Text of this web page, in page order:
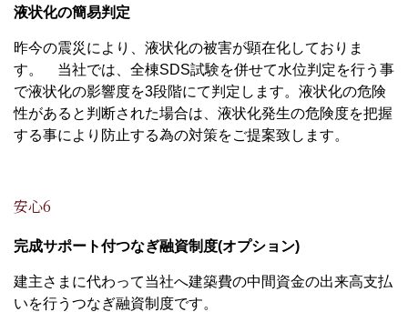
液状化の簡易判定
昨今の震災により、液状化の被害が顕在化しておりま
す。 当社では、全棟SDS試験を併せて水位判定を行う事
で液状化の影響度を3段階にて判定します。液状化の危険
性があると判断された場合は、液状化発生の危険度を把握
する事により防止する為の対策をご提案致します。
安心6
完成サポート付つなぎ融資制度(オプション)
建主さまに代わって当社へ建築費の中間資金の出来高支払
いを行うつなぎ融資制度です。